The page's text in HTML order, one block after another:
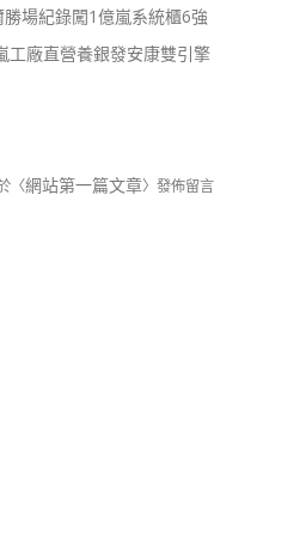
場紀錄闖1億嵐系統櫃6強
工廠直營養銀發安康雙引擎
〈網站第一篇文章〉發佈留言